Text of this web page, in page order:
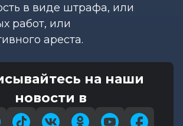
в виде штрафа, или
работ, или
ареста.
на наши
новости в